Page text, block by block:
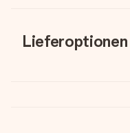
Lieferoptionen